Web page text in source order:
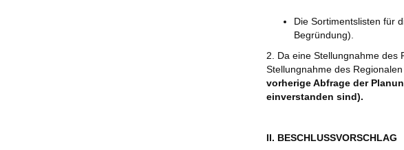
Die Sortimentslisten für
Begründung).
2. Da eine Stellungnahme des
Stellungnahme des
vorherige Abfrage der
einverstanden sind).
II. BESCHLUSSVORSCHLAG